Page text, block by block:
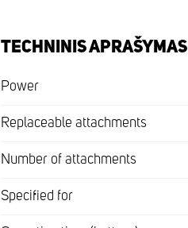
TECHNINIS APRAŠYMAS
Power
Replaceable attachments
Number of attachments
Specified for